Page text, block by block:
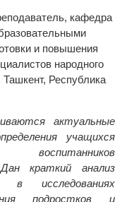
кафедра
и повышения
народного
Республика
актуальные
учащихся
воспитанников
краткий анализ
исследованиях
подростков и